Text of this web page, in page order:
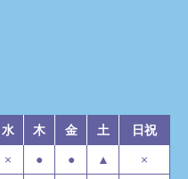
水 木 金 土
日祝
× ● ● ▲
×